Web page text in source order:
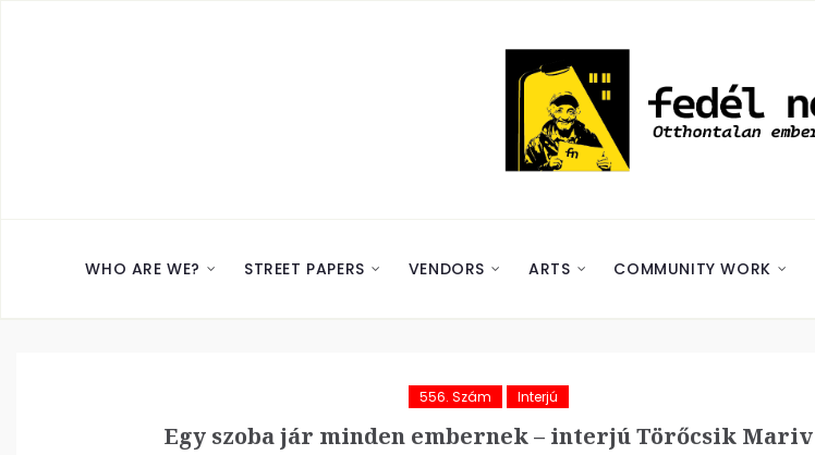
WHO ARE WE? STREET PAPERS VENDORS ARTS COMMUNITY WORK
556. Szám Interjú
Egy szoba jár minden embernek – interjú Törőcsik Mariv